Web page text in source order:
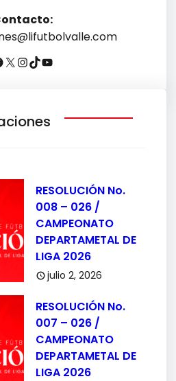
RESOLUCIÓN No.
008 – 026 /
CAMPEONATO
DEPARTAMETAL DE
LIGA 2026
julio 2, 2026
RESOLUCIÓN No.
007 – 026 /
CAMPEONATO
DEPARTAMETAL DE
LIGA 2026